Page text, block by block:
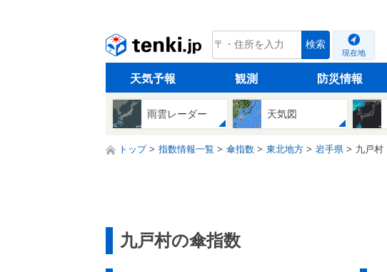
tenki.jp 検索
現在地
天気予報 観測 防災情報
雨雲レーダー 天気図
トップ 指数情報一覧 傘指数 東北地方 岩手県 九戸村
九戸村の傘指数